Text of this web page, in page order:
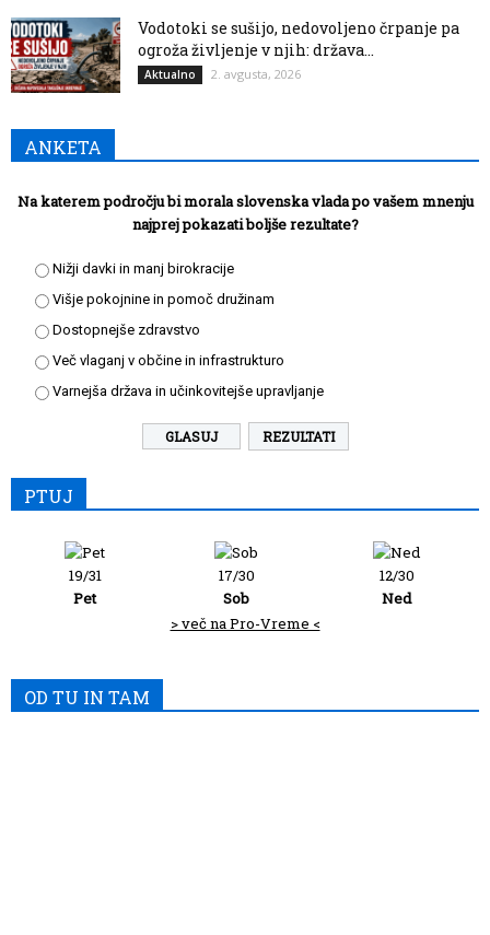
Vodotoki se sušijo, nedovoljeno črpanje pa
ogroža življenje v njih: država...
Aktualno 2. avgusta, 2026
ANKETA
Na katerem področju bi morala slovenska vlada po vašem mnenju
najprej pokazati boljše rezultate?
Nižji davki in manj birokracije
Višje pokojnine in pomoč družinam
Dostopnejše zdravstvo
Več vlaganj v občine in infrastrukturo
Varnejša država in učinkovitejše upravljanje
REZULTATI
PTUJ
19/31
Pet
17/30
Sob
12/30
Ned
> več na Pro-Vreme <
OD TU IN TAM